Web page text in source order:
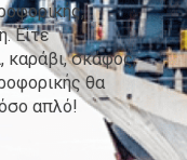
Είτε
καράβι, σκάφος,
θα
απλό!